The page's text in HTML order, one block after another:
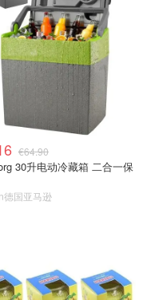
€64.90
30升电动冷藏箱 二合一保
德国亚马逊